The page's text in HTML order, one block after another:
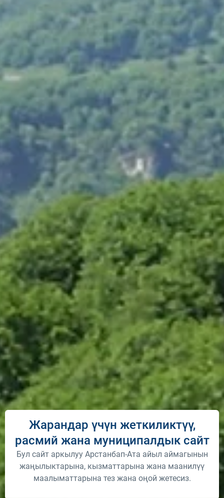
Жарандар үчүн жеткиликтүү,
расмий жана муниципалдык сайт
Бул сайт аркылуу Арстанбап-Ата айыл аймагынын
жаңылыктарына, кызматтарына жана маанилүү
маалыматтарына тез жана оңой жетесиз.